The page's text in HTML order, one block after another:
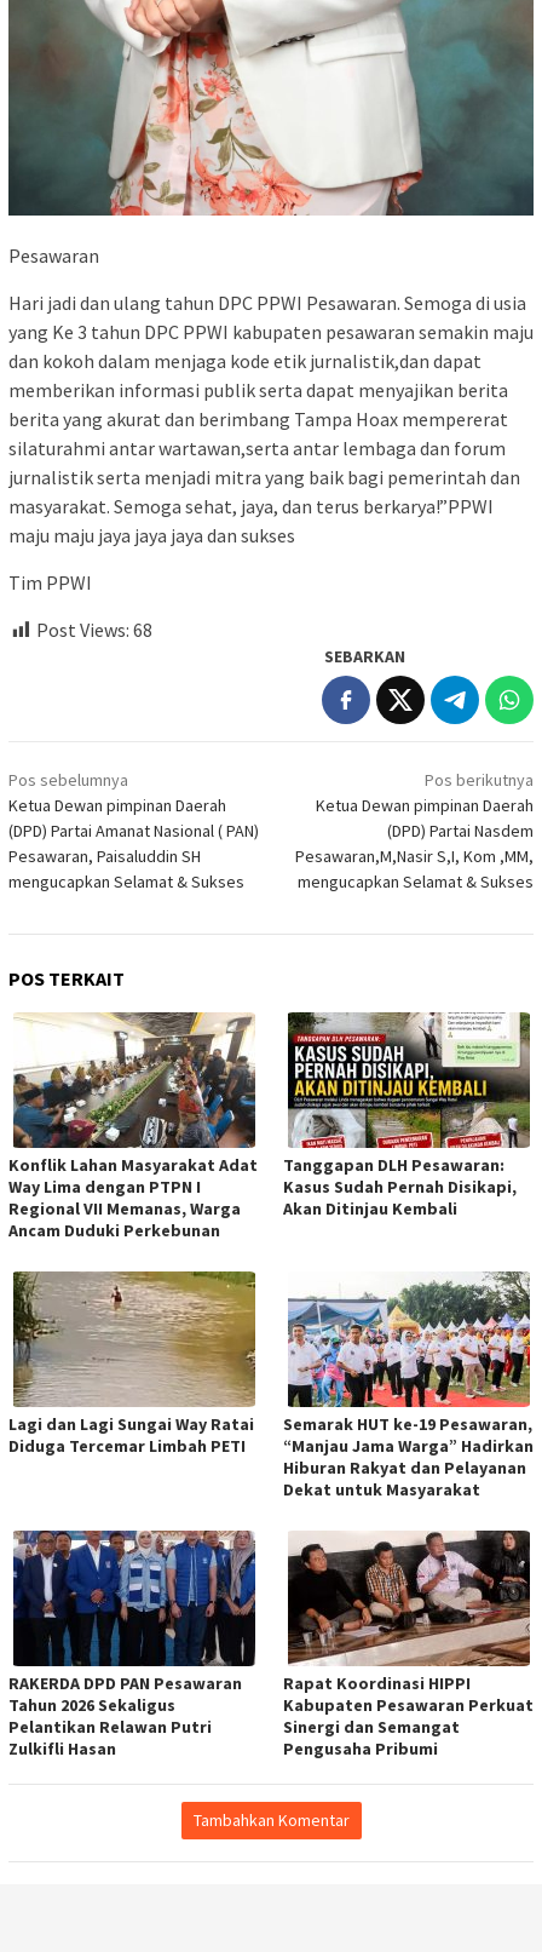
Pesawaran
Hari jadi dan ulang tahun DPC PPWI Pesawaran. Semoga di usia
yang Ke 3 tahun DPC PPWI kabupaten pesawaran semakin maju
dan kokoh dalam menjaga kode etik jurnalistik,dan dapat
memberikan informasi publik serta dapat menyajikan berita
berita yang akurat dan berimbang Tampa Hoax mempererat
silaturahmi antar wartawan,serta antar lembaga dan forum
jurnalistik serta menjadi mitra yang baik bagi pemerintah dan
masyarakat. Semoga sehat, jaya, dan terus berkarya!”PPWI
maju maju jaya jaya jaya dan sukses
Tim PPWI
Post Views: 68
SEBARKAN
Navigasi
pos
Pos sebelumnya
Ketua Dewan pimpinan Daerah
(DPD) Partai Amanat Nasional ( PAN)
Pesawaran, Paisaluddin SH
mengucapkan Selamat & Sukses
Pos berikutnya
Ketua Dewan pimpinan Daerah
(DPD) Partai Nasdem
Pesawaran,M,Nasir S,I, Kom ,MM,
mengucapkan Selamat & Sukses
POS TERKAIT
Konflik Lahan Masyarakat Adat
Way Lima dengan PTPN I
Regional VII Memanas, Warga
Ancam Duduki Perkebunan
Tanggapan DLH Pesawaran:
Kasus Sudah Pernah Disikapi,
Akan Ditinjau Kembali
Lagi dan Lagi Sungai Way Ratai
Diduga Tercemar Limbah PETI
Semarak HUT ke-19 Pesawaran,
“Manjau Jama Warga” Hadirkan
Hiburan Rakyat dan Pelayanan
Dekat untuk Masyarakat
RAKERDA DPD PAN Pesawaran
Tahun 2026 Sekaligus
Pelantikan Relawan Putri
Zulkifli Hasan
Rapat Koordinasi HIPPI
Kabupaten Pesawaran Perkuat
Sinergi dan Semangat
Pengusaha Pribumi
Tambahkan Komentar